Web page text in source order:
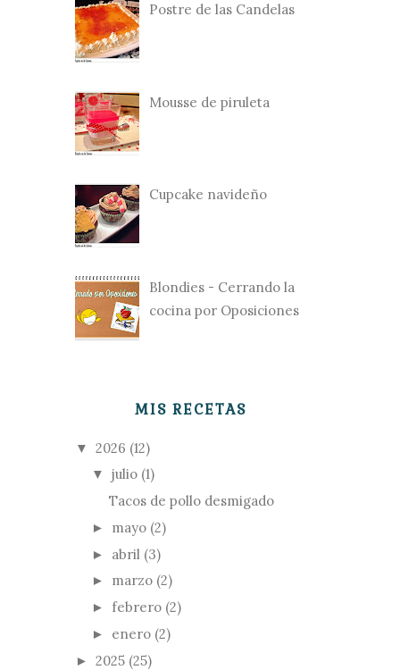
Postre de las Candelas
Mousse de piruleta
Cupcake navideño
Blondies - Cerrando la
cocina por Oposiciones
MIS RECETAS
▼ 2026 (12)
▼ julio (1)
Tacos de pollo desmigado
► mayo (2)
► abril (3)
► marzo (2)
► febrero (2)
► enero (2)
► 2025 (25)